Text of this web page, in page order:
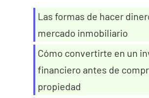
Las formas de hacer
mercado inmobiliario
Cómo convertirte en un
financiero antes de
propiedad